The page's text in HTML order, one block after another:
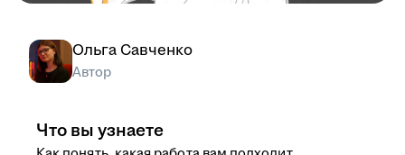
Ольга Савченко
Автор
Что вы узнаете